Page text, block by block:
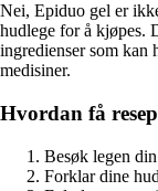
Nei, Epiduo gel er
hudlege for å kjøpes.
ingredienser som kan
medisiner.
Hvordan få
Besøk legen
Forklar dine